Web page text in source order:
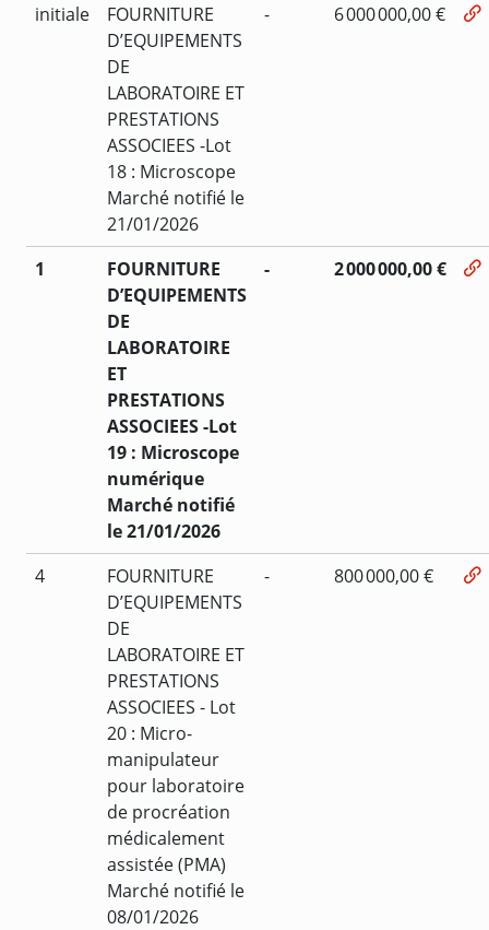
initiale
FOURNITURE
D’EQUIPEMENTS
DE
LABORATOIRE ET
PRESTATIONS
ASSOCIEES -Lot
18 : Microscope
Marché notifié le
21/01/2026
- 6 000 000,00 €
1
FOURNITURE
D’EQUIPEMENTS
DE
LABORATOIRE
ET
PRESTATIONS
ASSOCIEES -Lot
19 : Microscope
numérique
Marché notifié
le 21/01/2026
- 2 000 000,00 €
4
FOURNITURE
D’EQUIPEMENTS
DE
LABORATOIRE ET
PRESTATIONS
ASSOCIEES - Lot
20 : Micro-
manipulateur
pour laboratoire
de procréation
médicalement
assistée (PMA)
Marché notifié le
08/01/2026
- 800 000,00 €